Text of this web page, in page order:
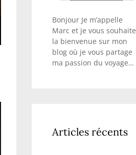
Bonjour Je m’appelle
Marc et je vous souhaite
la bienvenue sur mon
blog où je vous partage
ma passion du voyage…
Articles récents